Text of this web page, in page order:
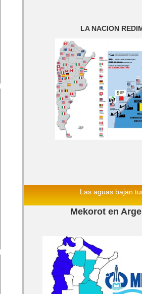
LA NACION
Las aguas bajan
Mekorot en